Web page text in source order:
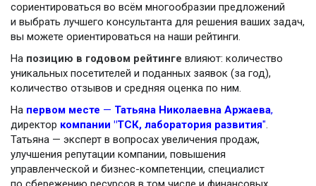
сориентироваться во всём многообразии предложений
и выбрать лучшего консультанта для решения ваших задач,
вы можете ориентироваться на наши рейтинги.
На позицию в годовом рейтинге влияют: количество
уникальных посетителей и поданных заявок (за год),
количество отзывов и средняя оценка по ним.
На первом месте — Татьяна Николаевна Аржаева,
директор компании "ТСК, лаборатория развития".
Татьяна — эксперт в вопросах увеличения продаж,
улучшения репутации компании, повышения
управленческой и бизнес-компетенции, специалист